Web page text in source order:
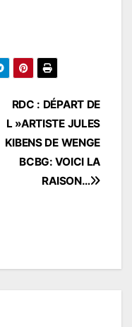
RDC : DÉPART DE
L »ARTISTE JULES
KIBENS DE WENGE
BCBG: VOICI LA
RAISON…